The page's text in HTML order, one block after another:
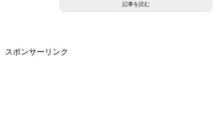
記事を読む
スポンサーリンク